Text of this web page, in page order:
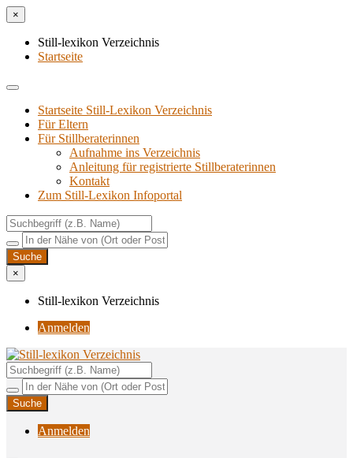
×
Still-lexikon Verzeichnis
Startseite
Startseite Still-Lexikon Verzeichnis
Für Eltern
Für Stillberaterinnen
Aufnahme ins Verzeichnis
Anlei­tung für regis­trier­te Stillberaterinnen
Kon­takt
Zum Still-Lexikon Infoportal
×
Still-lexikon Verzeichnis
Anmelden
Still-lexikon Verzeichnis
Unterstützungsangebote rund ums Stillen
Anmelden